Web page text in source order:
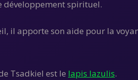
développement spirituel.
il apporte son aide pour la
Tsadkiel est le lapis lazulis.